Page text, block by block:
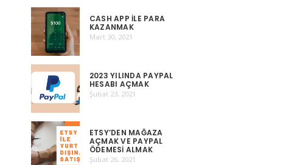
CASH APP ILE PARA
KAZANMAK
Mart 30, 2021
2023 YILINDA PAYPAL
HESABI AÇMAK
Şubat 23, 2021
ETSY’DEN MAĞAZA
AÇMAK VE PAYPAL
ÖDEMESI ALMAK
Şubat 26, 2021